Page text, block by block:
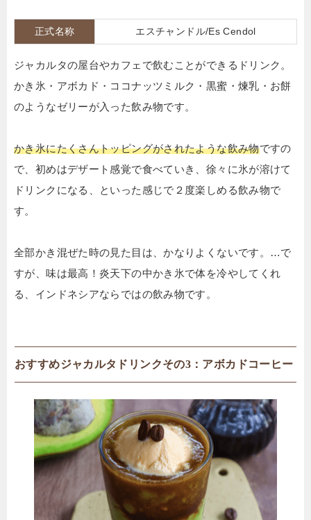
正式名称 エスチャンドル/Es Cendol
ジャカルタの屋台やカフェで飲むことができるドリンク。
かき氷・アボカド・ココナッツミルク・黒蜜・煉乳・お餅
のようなゼリーが入った飲み物です。
かき氷にたくさんトッピングがされたような飲み物ですの
で、初めはデザート感覚で食べていき、徐々に氷が溶けて
ドリンクになる、といった感じで２度楽しめる飲み物で
す。
全部かき混ぜた時の見た目は、かなりよくないです。…で
すが、味は最高！炎天下の中かき氷で体を冷やしてくれ
る、インドネシアならではの飲み物です。
おすすめジャカルタドリンクその3：アボカドコーヒー